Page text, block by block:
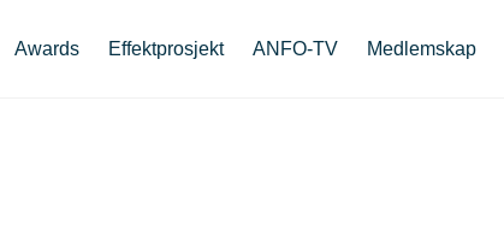
Awards Effektprosjekt ANFO-TV Medlemskap